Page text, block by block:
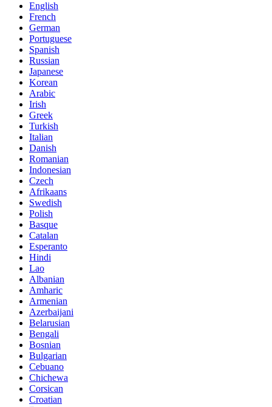
English
French
German
Portuguese
Spanish
Russian
Japanese
Korean
Arabic
Irish
Greek
Turkish
Italian
Danish
Romanian
Indonesian
Czech
Afrikaans
Swedish
Polish
Basque
Catalan
Esperanto
Hindi
Lao
Albanian
Amharic
Armenian
Azerbaijani
Belarusian
Bengali
Bosnian
Bulgarian
Cebuano
Chichewa
Corsican
Croatian